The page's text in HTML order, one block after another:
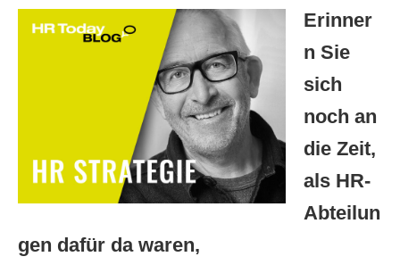
Erinner
n Sie
sich
noch an
die Zeit,
als HR-
Abteilun
gen dafür da waren,